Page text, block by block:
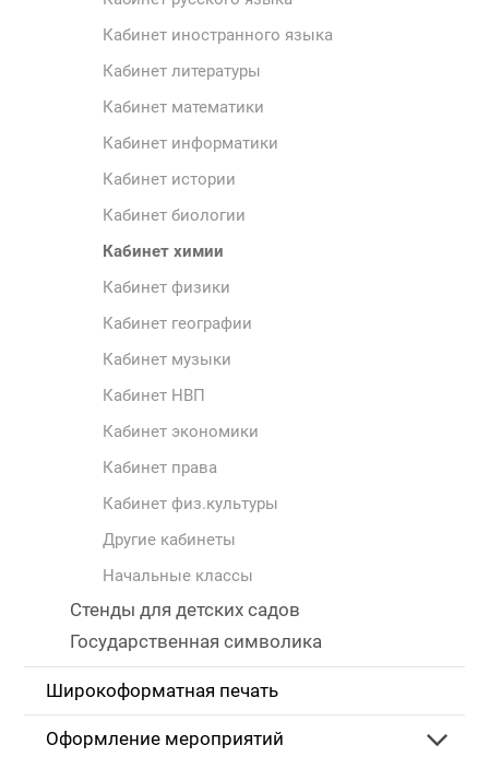
Кабинет иностранного языка
Кабинет литературы
Кабинет математики
Кабинет информатики
Кабинет истории
Кабинет биологии
Кабинет химии
Кабинет физики
Кабинет географии
Кабинет музыки
Кабинет НВП
Кабинет экономики
Кабинет права
Кабинет физ.культуры
Другие кабинеты
Начальные классы
Стенды для детских садов
Государственная символика
Широкоформатная печать
Оформление мероприятий